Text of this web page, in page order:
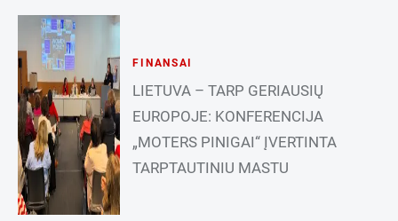
FINANSAI
LIETUVA – TARP GERIAUSIŲ
EUROPOJE: KONFERENCIJA
„MOTERS PINIGAI“ ĮVERTINTA
TARPTAUTINIU MASTU